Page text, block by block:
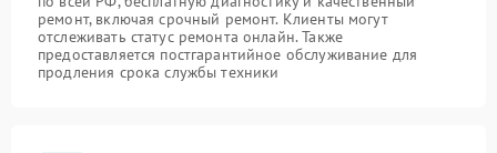
ремонт, включая срочный ремонт. Клиенты могут
отслеживать статус ремонта онлайн. Также
предоставляется постгарантийное обслуживание для
продления срока службы техники